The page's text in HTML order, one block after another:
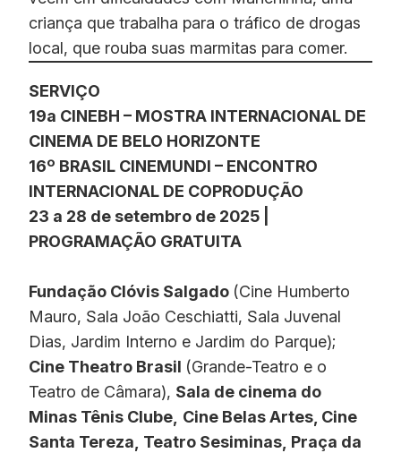
criança que trabalha para o tráfico de drogas
local, que rouba suas marmitas para comer.
SERVIÇO
19a CINEBH – MOSTRA INTERNACIONAL DE
CINEMA DE BELO HORIZONTE
16º BRASIL CINEMUNDI – ENCONTRO
INTERNACIONAL DE COPRODUÇÃO
23 a 28 de setembro de 2025 |
PROGRAMAÇÃO GRATUITA
Fundação Clóvis Salgado (Cine Humberto
Mauro, Sala João Ceschiatti, Sala Juvenal
Dias, Jardim Interno e Jardim do Parque);
Cine Theatro Brasil (Grande-Teatro e o
Teatro de Câmara), Sala de cinema do
Minas Tênis Clube, Cine Belas Artes, Cine
Santa Tereza, Teatro Sesiminas, Praça da